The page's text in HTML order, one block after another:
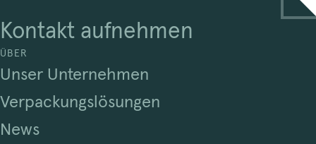
Kontakt aufnehmen
ÜBER
Unser Unternehmen
Verpackungslösungen
News